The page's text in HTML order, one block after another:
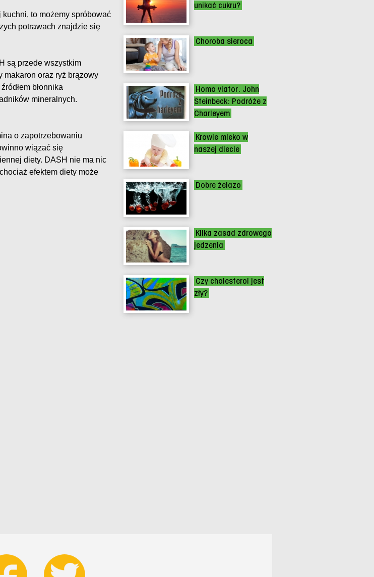
to możemy spróbować
potrawach znajdzie się
są przede wszystkim
makaron oraz ryż brązowy
błonnika
mineralnych.
o zapotrzebowaniu
wiązać się
diety. DASH nie ma nic
efektem diety może
unikać cukru?
Choroba sieroca
Homo viator. John
Steinbeck: Podróże z
Charleyem
Krowie mleko w
naszej diecie
Dobre żelazo
Kilka zasad zdrowego
jedzenia
Czy cholesterol jest
zły?